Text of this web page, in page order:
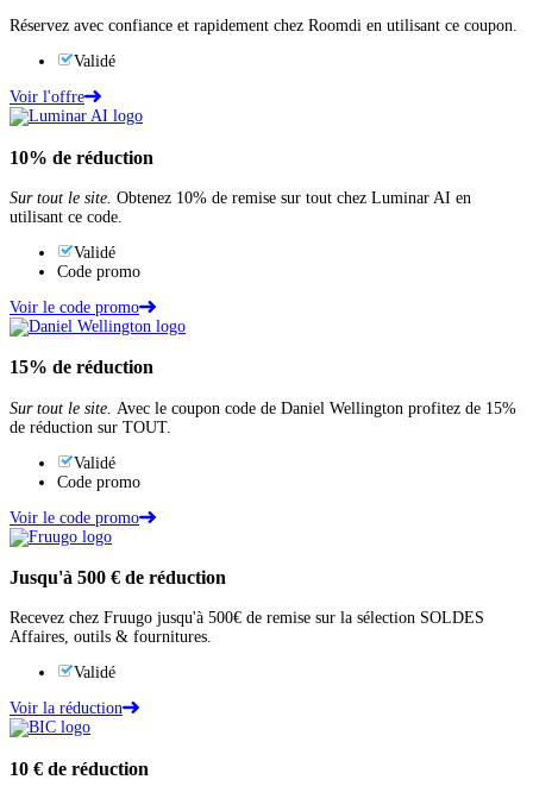
Réservez avec confiance et rapidement chez Roomdi en utilisant ce coupon.
Validé
Voir l'offre
10% de réduction
Sur tout le site. Obtenez 10% de remise sur tout chez Luminar AI en
utilisant ce code.
Validé
Code promo
Voir le code promo
15% de réduction
Sur tout le site. Avec le coupon code de Daniel Wellington profitez de 15%
de réduction sur TOUT.
Validé
Code promo
Voir le code promo
Jusqu'à 500 € de réduction
Recevez chez Fruugo jusqu'à 500€ de remise sur la sélection SOLDES
Affaires, outils & fournitures.
Validé
Voir la réduction
10 € de réduction